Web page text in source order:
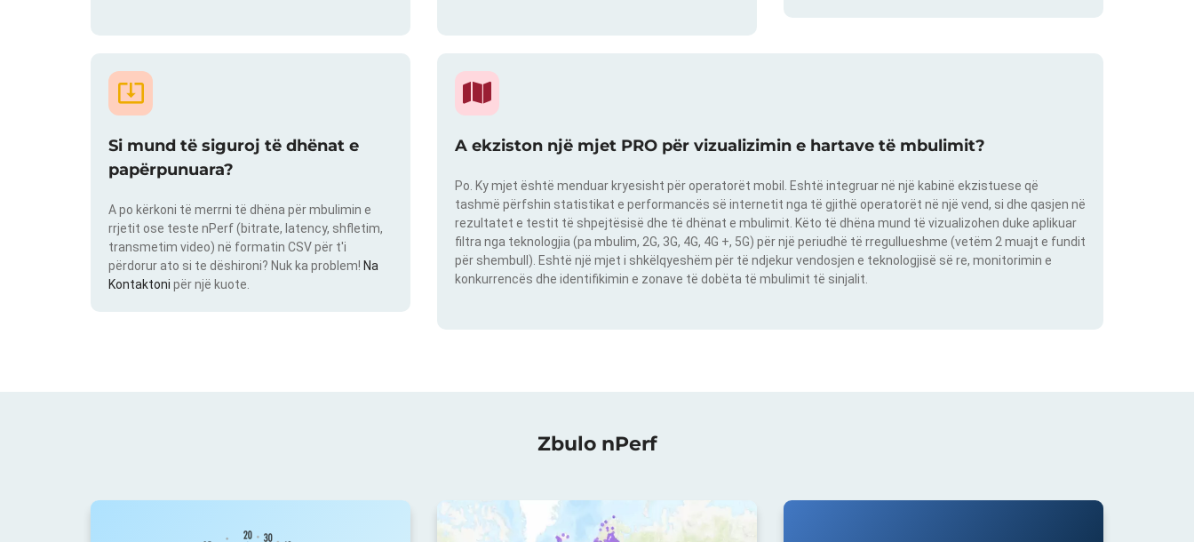
Si mund të siguroj të dhënat e
papërpunuara?
A po kërkoni të merrni të dhëna për mbulimin e
rrjetit ose teste nPerf (bitrate, latency, shfletim,
transmetim video) në formatin CSV për t'i
përdorur ato si te dëshironi? Nuk ka problem! Na
Kontaktoni për një kuote.
A ekziston një mjet PRO për vizualizimin e hartave të mbulimit?
Po. Ky mjet është menduar kryesisht për operatorët mobil. Eshtë integruar në një kabinë ekzistuese që
tashmë përfshin statistikat e performancës së internetit nga të gjithë operatorët në një vend, si dhe qasjen në
rezultatet e testit të shpejtësisë dhe të dhënat e mbulimit. Këto të dhëna mund të vizualizohen duke aplikuar
filtra nga teknologjia (pa mbulim, 2G, 3G, 4G, 4G +, 5G) për një periudhë të rregullueshme (vetëm 2 muajt e fundit
për shembull). Eshtë një mjet i shkëlqyeshëm për të ndjekur vendosjen e teknologjisë së re, monitorimin e
konkurrencës dhe identifikimin e zonave të dobëta të mbulimit të sinjalit.
Zbulo nPerf